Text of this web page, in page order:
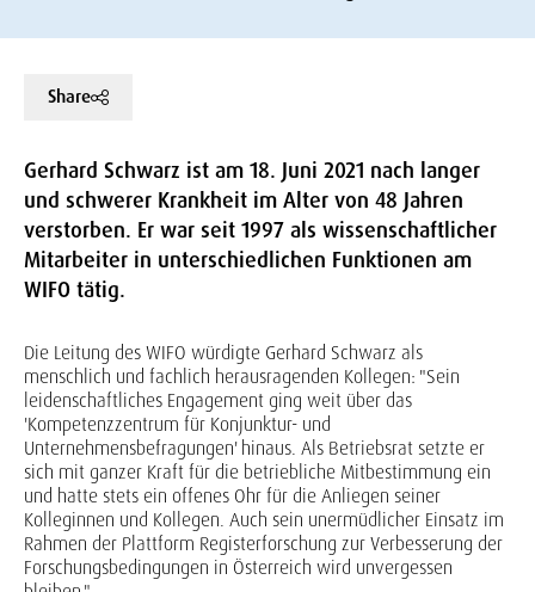
Share
Gerhard Schwarz ist am 18. Juni 2021 nach langer
und schwerer Krankheit im Alter von 48 Jahren
verstorben. Er war seit 1997 als wissenschaftlicher
Mitarbeiter in unterschiedlichen Funktionen am
WIFO tätig.
Die Leitung des WIFO würdigte Gerhard Schwarz als
menschlich und fachlich herausragenden Kollegen: "Sein
leidenschaftliches Engagement ging weit über das
'Kompetenzzentrum für Konjunktur- und
Unternehmensbefragungen' hinaus. Als Betriebsrat setzte er
sich mit ganzer Kraft für die betriebliche Mitbestimmung ein
und hatte stets ein offenes Ohr für die Anliegen seiner
Kolleginnen und Kollegen. Auch sein unermüdlicher Einsatz im
Rahmen der Plattform Registerforschung zur Verbesserung der
Forschungsbedingungen in Österreich wird unvergessen